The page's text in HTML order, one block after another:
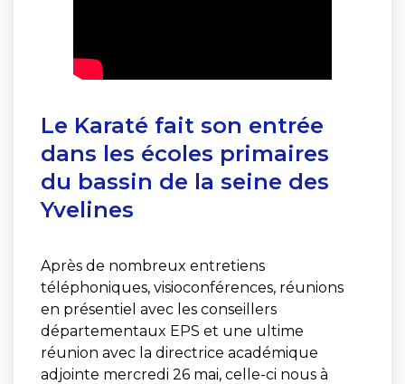
Le Karaté fait son entrée
dans les écoles primaires
du bassin de la seine des
Yvelines
Après de nombreux entretiens
téléphoniques, visioconférences, réunions
en présentiel avec les conseillers
départementaux EPS et une ultime
réunion avec la directrice académique
adjointe mercredi 26 mai, celle-ci nous à